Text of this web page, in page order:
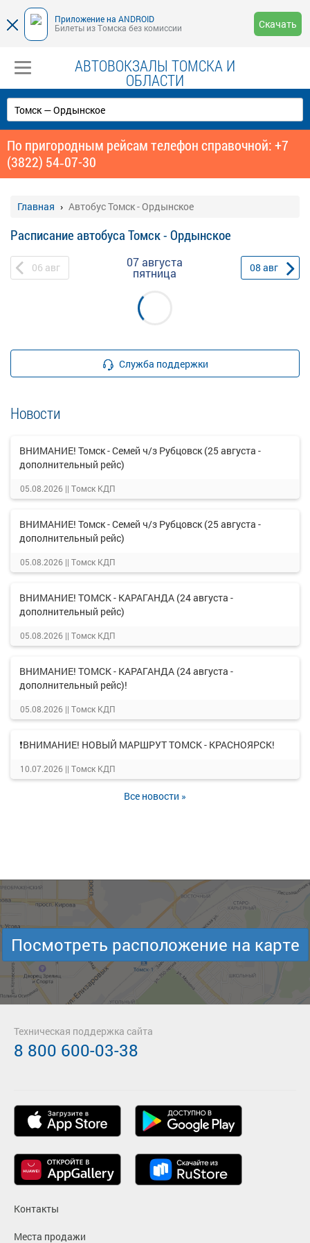
Приложение на ANDROID
Билеты из Томска без комиссии
Скачать
АВТОВОКЗАЛЫ ТОМСКА И
ОБЛАСТИ
По пригородным рейсам телефон справочной: +7
(3822) 54‑07-30
Главная Автобус Томск - Ордынское
Расписание автобуса Томск - Ордынское
06 авг 07 августа
пятница 08 авг
Служба поддержки
Новости
ВНИМАНИЕ! Томск - Семей ч/з Рубцовск (25 августа -
дополнительный рейс)
05.08.2026 || Томск КДП
ВНИМАНИЕ! Томск - Семей ч/з Рубцовск (25 августа -
дополнительный рейс)
05.08.2026 || Томск КДП
ВНИМАНИЕ! ТОМСК - КАРАГАНДА (24 августа -
дополнительный рейс)
05.08.2026 || Томск КДП
ВНИМАНИЕ! ТОМСК - КАРАГАНДА (24 августа -
дополнительный рейс)!
05.08.2026 || Томск КДП
❗ВНИМАНИЕ! НОВЫЙ МАРШРУТ ТОМСК - КРАСНОЯРСК!
10.07.2026 || Томск КДП
Все новости »
Посмотреть расположение на карте
Контакты
Места продажи
Техническая поддержка сайта
8 800 600-03-38